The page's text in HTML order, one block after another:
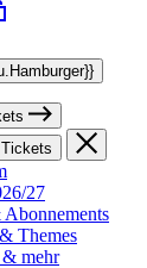
27
Themes
mehr